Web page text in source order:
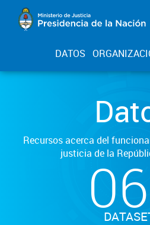
DATOS
Recursos acerca del
justicia de la